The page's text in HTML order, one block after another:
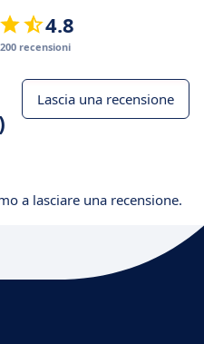
4.8
recensioni
Lascia una recensione
a lasciare una recensione.